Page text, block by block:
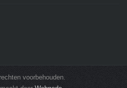
voorbehouden.